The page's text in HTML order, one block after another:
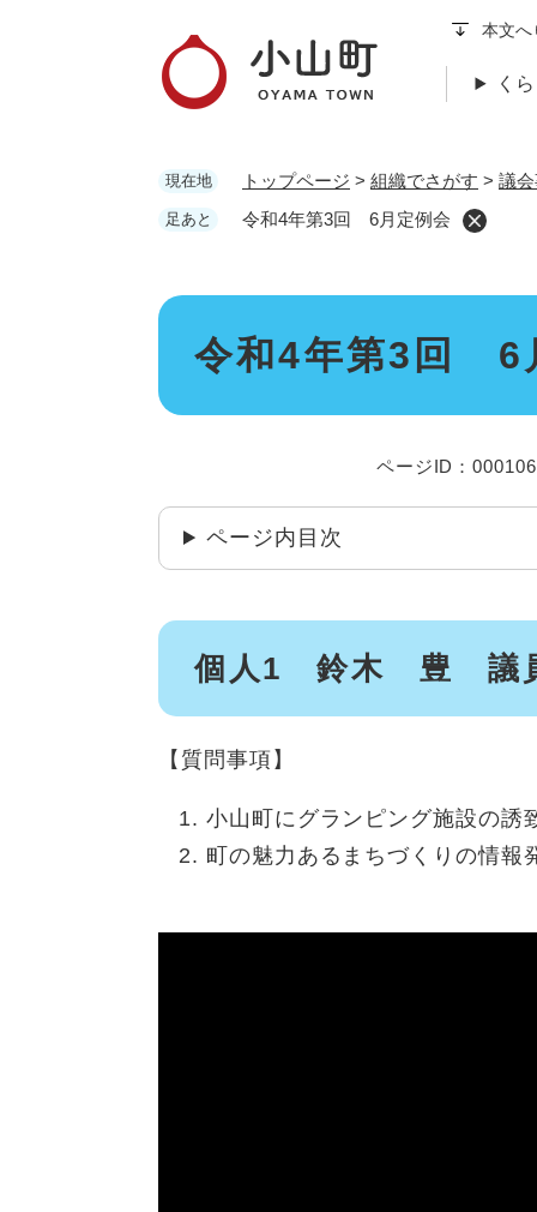
本文へ
く
現在地 トップページ > 組織でさがす > 議
足あと 令和4年第3回 6月定例会
本
令和4年第3回 6
ページID：
ページ内目次
個人1 鈴木 豊 議
【質問事項】
小山町にグランピング施設の誘
町の魅力あるまちづくりの情報